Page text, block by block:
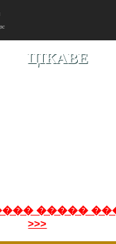
ЦІКАВЕ
�����
>>>